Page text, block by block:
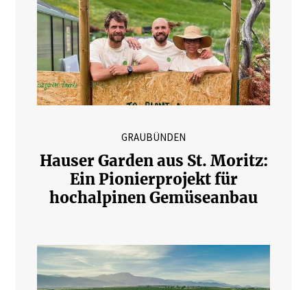
GRAUBÜNDEN
Hauser Garden aus St. Moritz:
Ein Pionierprojekt für
hochalpinen Gemüseanbau